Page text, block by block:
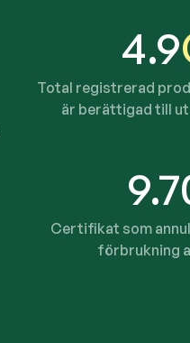
4.9
Total registrerad
är berättigad till
Certifikat som
förbrukning